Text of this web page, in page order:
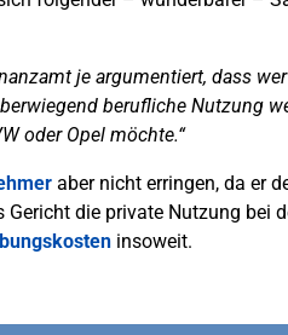
je argumentiert, dass
berufliche Nutzung
oder Opel möchte.“
aber nicht erringen, da er
die private Nutzung bei
insoweit.